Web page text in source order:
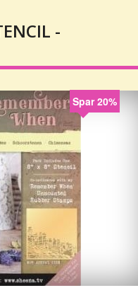
-
Spar 20%